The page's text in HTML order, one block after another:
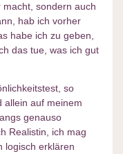
macht, sondern auch
hab ich vorher
habe ich zu geben,
das tue, was ich gut
so
allein auf meinem
genauso
Realistin, ich mag
logisch erklären